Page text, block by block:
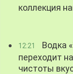
коллекция
12:21
Водка
переходит
чистоты